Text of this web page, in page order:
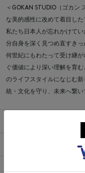
＜GOKAN STUDIO（ゴカン
な美的感性に改めて着目した
私たち日本人が忘れかけて
分自身を深く見つめ直すきっ
何世紀にもわたって受け継
ぐ価値により深い理解を育
のライフスタイルになじむ
統・文化を守り、未来へ繋い